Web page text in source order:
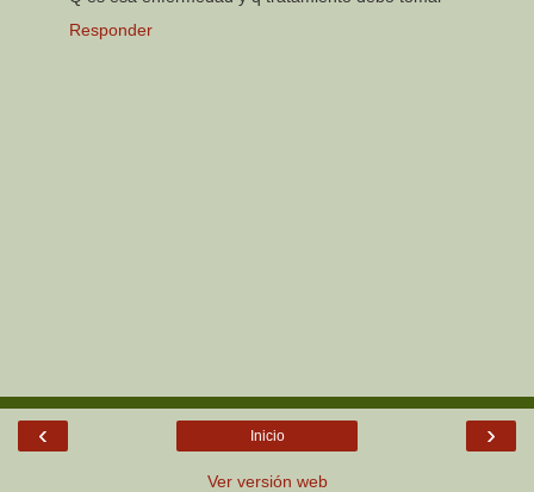
Responder
‹ ›
Inicio
Ver versión web